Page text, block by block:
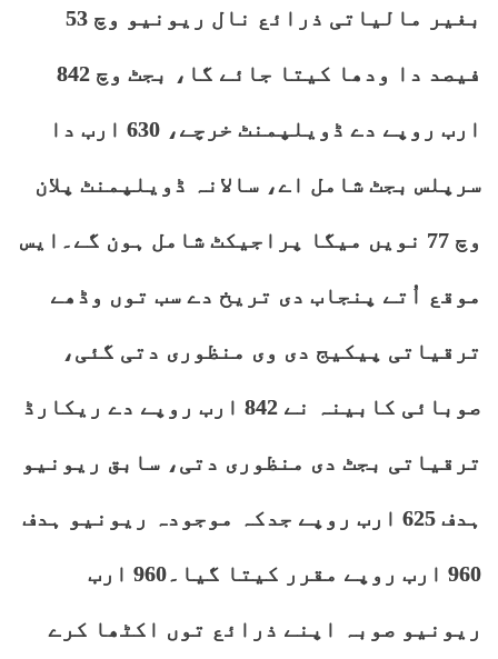
بغیر مالیاتی ذرائع نال ریونیو وچ 53
فیصد دا ودھا کیتا جائے گا، بجٹ وچ 842
ارب روپے دے ڈویلپمنٹ خرچے، 630 ارب دا
سرپلس بجٹ شامل اے، سالانہ ڈویلپمنٹ پلان
وچ 77 نویں میگا پراجیکٹ شامل ہون گے۔ایس
موقع اُتے پنجاب دی تریخ دے سب توں وڈھے
ترقیاتی پیکیج دی وی منظوری دتی گئی،
صوبائی کابینہ نے 842 ارب روپے دے ریکارڈ
ترقیاتی بجٹ دی منظوری دتی، سابق ریونیو
ہدف 625 ارب روپے جدکہ موجودہ ریونیو ہدف
960 ارب روپے مقرر کیتا گیا۔960 ارب
ریونیو صوبہ اپنے ذرائع توں اکٹھا کرے